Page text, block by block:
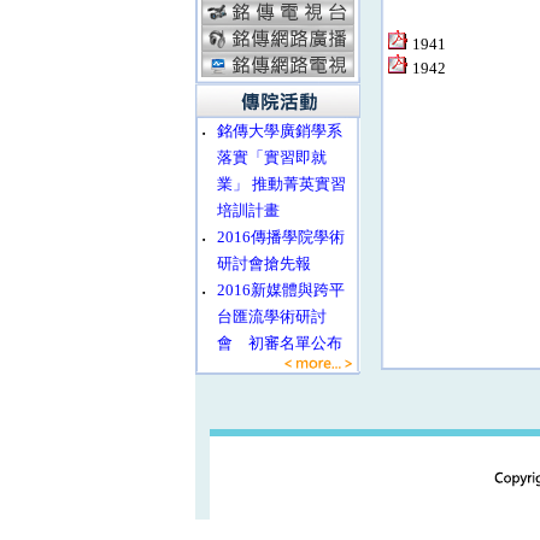
‧
銘傳大學廣銷學系
落實「實習即就
業」 推動菁英實習
培訓計畫
‧
2016傳播學院學術
研討會搶先報
‧
2016新媒體與跨平
台匯流學術研討
會 初審名單公布
1941
1942